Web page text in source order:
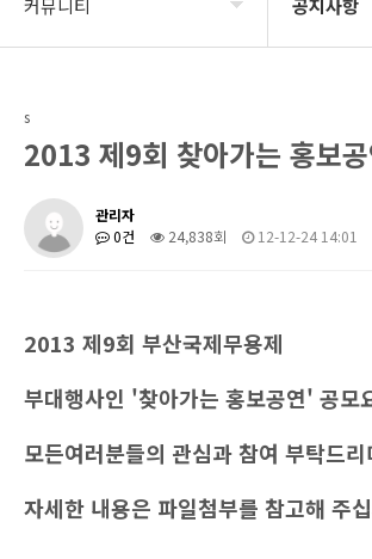
프로그램
커뮤니티
s
2013 제9회 찾아가는 홍보
관리자
0건
24,838회 12-12-24 14:01
2013 제9회 부산국제무용제
부대행사인 '찾아가는 홍보공연' 공모
모든여러분들의 관심과 참여 부탁드
자세한 내용은 파일첨부를 참고해 주